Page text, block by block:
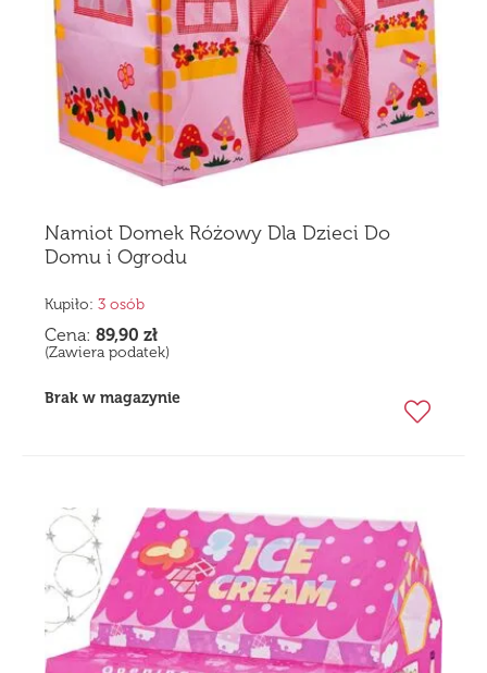
Namiot Domek Różowy Dla Dzieci Do
Domu i Ogrodu
Kupiło: 3 osób
Cena: 89,90 zł
(Zawiera podatek)
Brak w magazynie